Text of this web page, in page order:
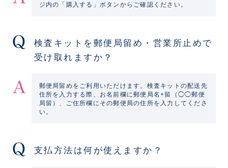
ジ内の「購入する」ボタンからご確認ください。
検査キットを郵便局留め・営業所止めで
受け取れますか？
郵便局留めをご利用いただけます。検査キットの配送先
住所を入力する際、お名前欄に郵便局名+留（◯◯郵便
局留）、ご住所欄にその郵便局の住所を入力してくださ
い。
支払方法は何が使えますか？